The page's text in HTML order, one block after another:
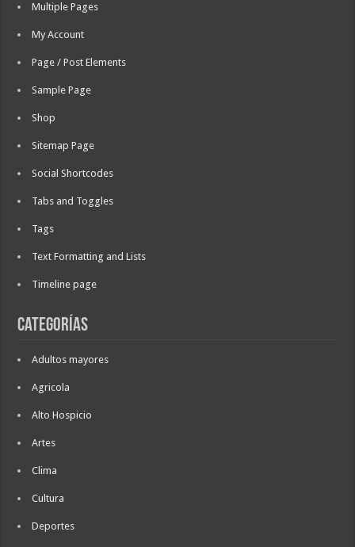
Multiple Pages
My Account
Page / Post Elements
Sample Page
Shop
Sitemap Page
Social Shortcodes
Tabs and Toggles
Tags
Text Formatting and Lists
Timeline page
Categorías
Adultos mayores
Agricola
Alto Hospicio
Artes
Clima
Cultura
Deportes